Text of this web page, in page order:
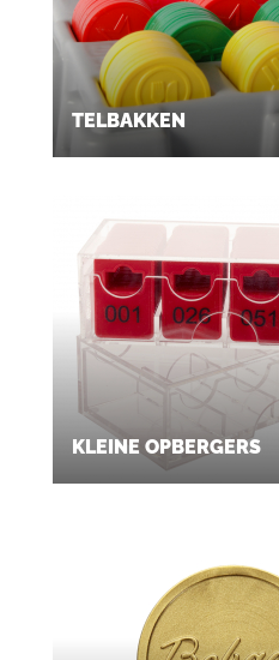
TELBAKKEN
KLEINE OPBERGERS